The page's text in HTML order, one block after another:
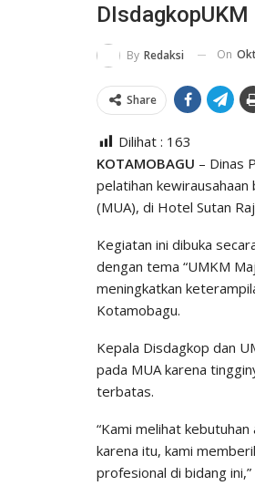
DIsdagkopUKM
By Redaksi On
Share
Dilihat : 163
KOTAMOBAGU – Dinas
pelatihan
(MUA), di Hotel Sutan
Kegiatan ini dibuka
dengan tema “UMKM
meningkatkan
Kotamobagu.
Kepala Disdagkop dan
pada MUA karena
terbatas.
“Kami melihat
karena itu, kami
profesional di bidang